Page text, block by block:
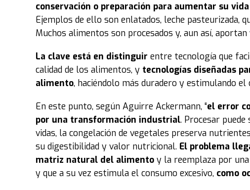
conservación o preparación para aumentar su
Ejemplos de ello son enlatados, leche pasteurizada,
Muchos alimentos son procesados y, aun así,
La clave está en distinguir entre tecnología que
calidad de los alimentos, y tecnologías diseñadas
alimento, haciéndolo más duradero y estimulando el
En este punto, según Aguirre Ackermann, “el error
por una transformación industrial. Procesar
vidas, la congelación de vegetales preserva
su digestibilidad y valor nutricional. El problema
matriz natural del alimento y la reemplaza por
y que a su vez estimula el consumo excesivo, como